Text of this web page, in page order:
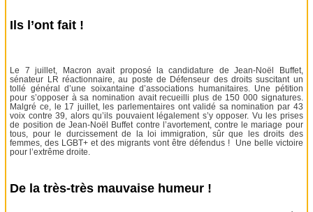
Ils l’ont fait !
Le 7 juillet, Macron avait proposé la candidature de Jean-Noël Buffet,
sénateur LR réactionnaire, au poste de Défenseur des droits suscitant un
tollé général d’une soixantaine d’associations humanitaires. Une pétition
pour s’opposer à sa nomination avait recueilli plus de 150 000 signatures.
Malgré ce, le 17 juillet, les parlementaires ont validé sa nomination par 43
voix contre 39, alors qu’ils pouvaient légalement s’y opposer. Vu les prises
de position de Jean-Noël Buffet contre l’avortement, contre le mariage pour
tous, pour le durcissement de la loi immigration, sûr que les droits des
femmes, des LGBT+ et des migrants vont être défendus ! Une belle victoire
pour l’extrême droite.
De la très-très mauvaise humeur !